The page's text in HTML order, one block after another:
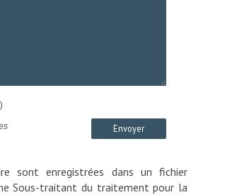
Envoyer
sont enregistrées dans un fichier
Sous-traitant du traitement pour la